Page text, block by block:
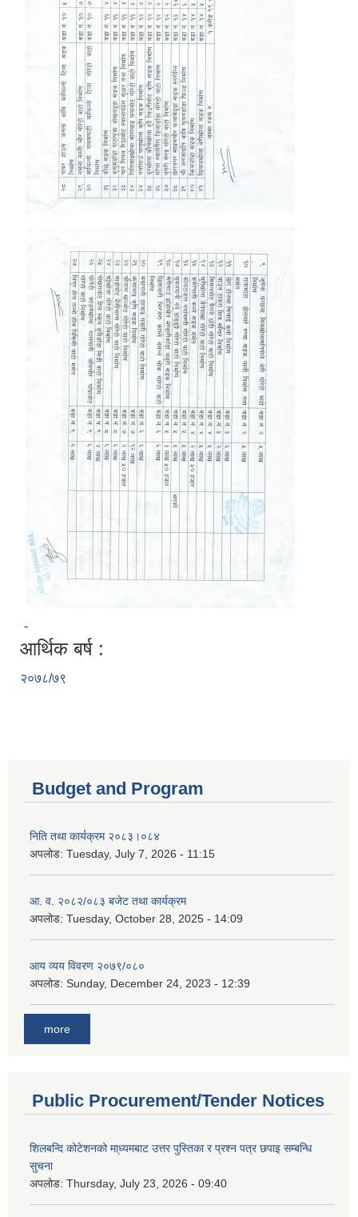
-
आर्थिक बर्ष :
२०७८/७९
Budget and Program
निति तथा कार्यक्रम २०८३।०८४
अपलोड: Tuesday, July 7, 2026 - 11:15
आ. व. २०८२/०८३ बजेट तथा कार्यक्रम
अपलोड: Tuesday, October 28, 2025 - 14:09
आय व्यय विवरण २०७९/०८०
अपलोड: Sunday, December 24, 2023 - 12:39
more
Public Procurement/Tender Notices
शिलबन्दि कोटेशनको मा्ध्यमबाट उत्तर पुस्तिका र प्रश्न पत्र छपाइ सम्बन्धि
सुचना
अपलोड: Thursday, July 23, 2026 - 09:40